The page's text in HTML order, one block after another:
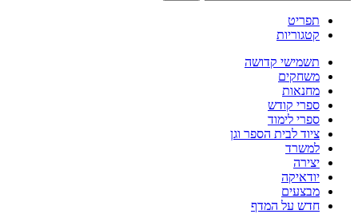
תפריט
קטגוריות
תשמישי קדושה
משחקים
מחנאות
ספרי קודש
ספרי לימוד
ציוד לבית הספר וגן
למשרד
יצירה
יודאיקה
מבצעים
חדש על המדף